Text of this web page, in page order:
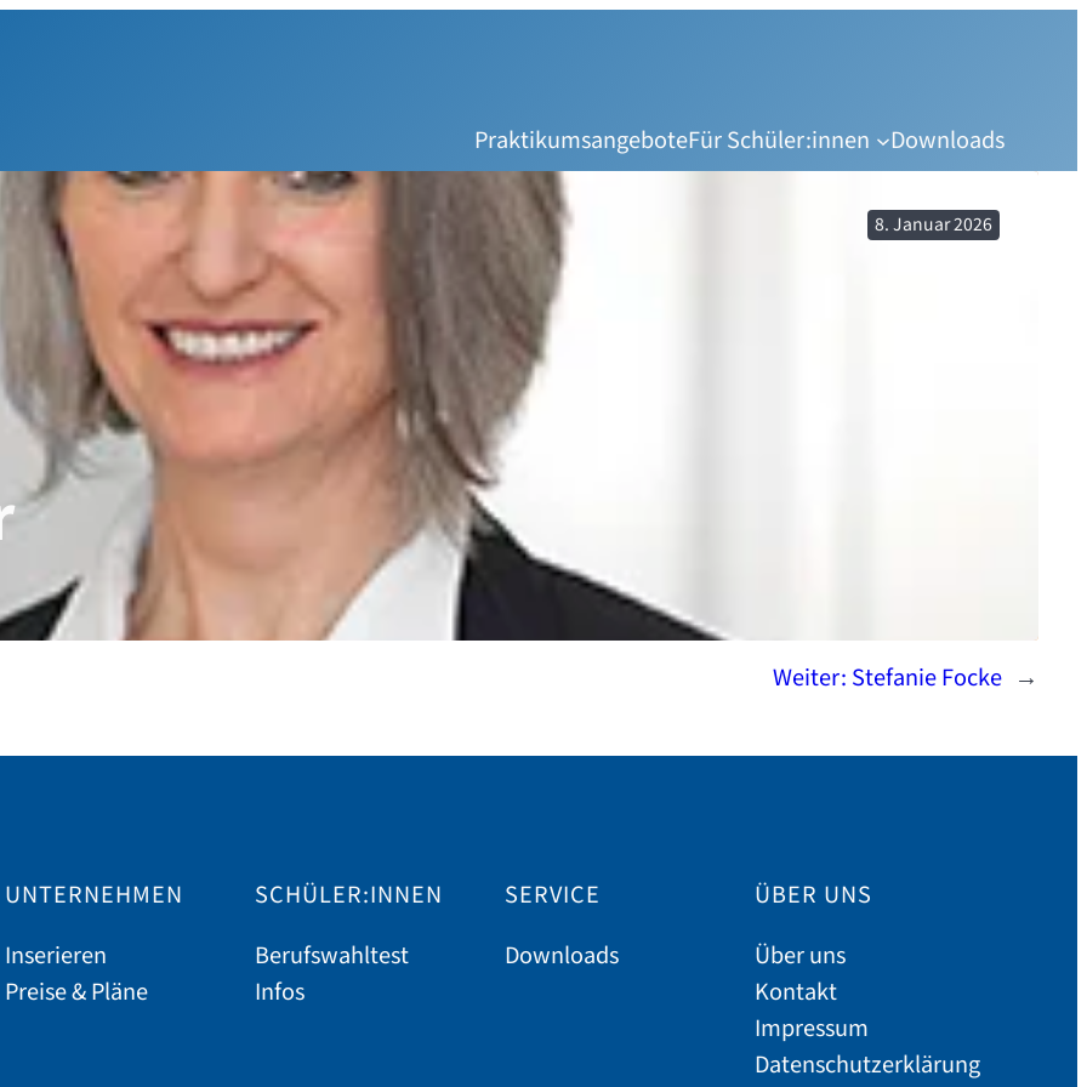
PraktikumsangeboteFür Schüler:innen Downloads
8. Januar 2026
Weiter: Stefanie Focke →
UNTERNEHMEN
Inserieren
Preise & Pläne
SCHÜLER:INNEN
Berufswahltest
Infos
SERVICE
Downloads
ÜBER UNS
Über uns
Kontakt
Impressum
Datenschutzerklärung